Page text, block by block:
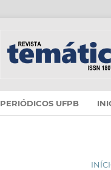
PERIÓDICOS UFPB